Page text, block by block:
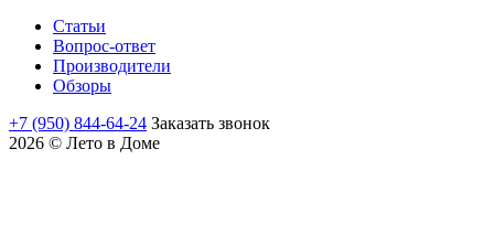
Статьи
Вопрос-ответ
Производители
Обзоры
+7 (950) 844-64-24 Заказать звонок
2026 © Лето в Доме